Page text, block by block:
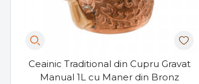
Ceainic Traditional din Cupru Gravat
Manual 1L cu Maner din Bronz